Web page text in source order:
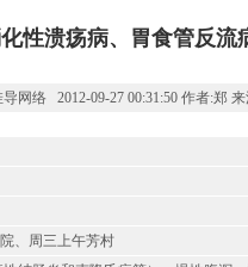
性溃疡病、胃食管反流
网络 2012-09-27 00:31:50 作者:郑
、周三上午芳村